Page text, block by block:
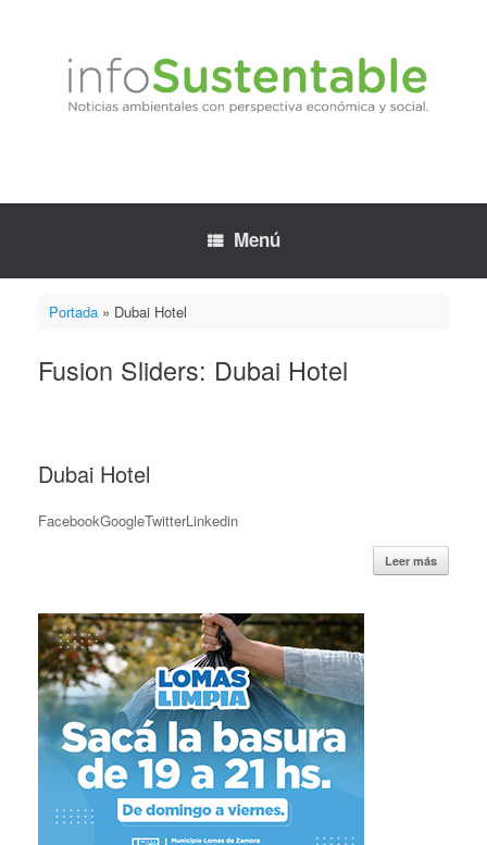
Menú
Portada» Dubai Hotel
Fusion Sliders: Dubai Hotel
Dubai Hotel
FacebookGoogleTwitterLinkedin
Leer más